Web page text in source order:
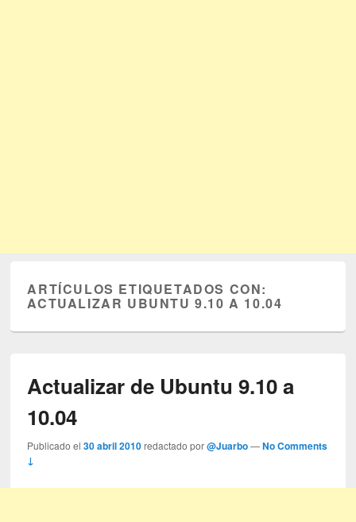
ARTÍCULOS ETIQUETADOS CON:
ACTUALIZAR UBUNTU 9.10 A 10.04
Actualizar de Ubuntu 9.10 a
10.04
Publicado el30 abril 2010 redactado por@Juarbo —No Comments
↓